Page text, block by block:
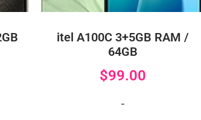
itel A100C 3+5GB RAM /
64GB
$99.00
-